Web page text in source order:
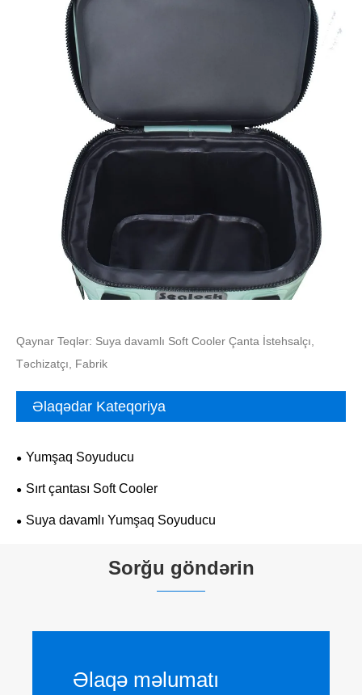
Qaynar Teqlər: Suya davamlı Soft Cooler Çanta İstehsalçı,
Təchizatçı, Fabrik
Əlaqədar Kateqoriya
Yumşaq Soyuducu
Sırt çantası Soft Cooler
Suya davamlı Yumşaq Soyuducu
Sorğu göndərin
Əlaqə məlumatı